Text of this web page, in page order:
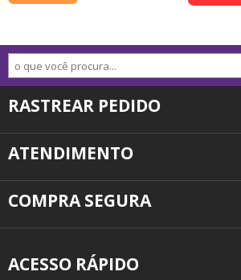
RASTREAR PEDIDO
ATENDIMENTO
COMPRA SEGURA
ACESSO RÁPIDO